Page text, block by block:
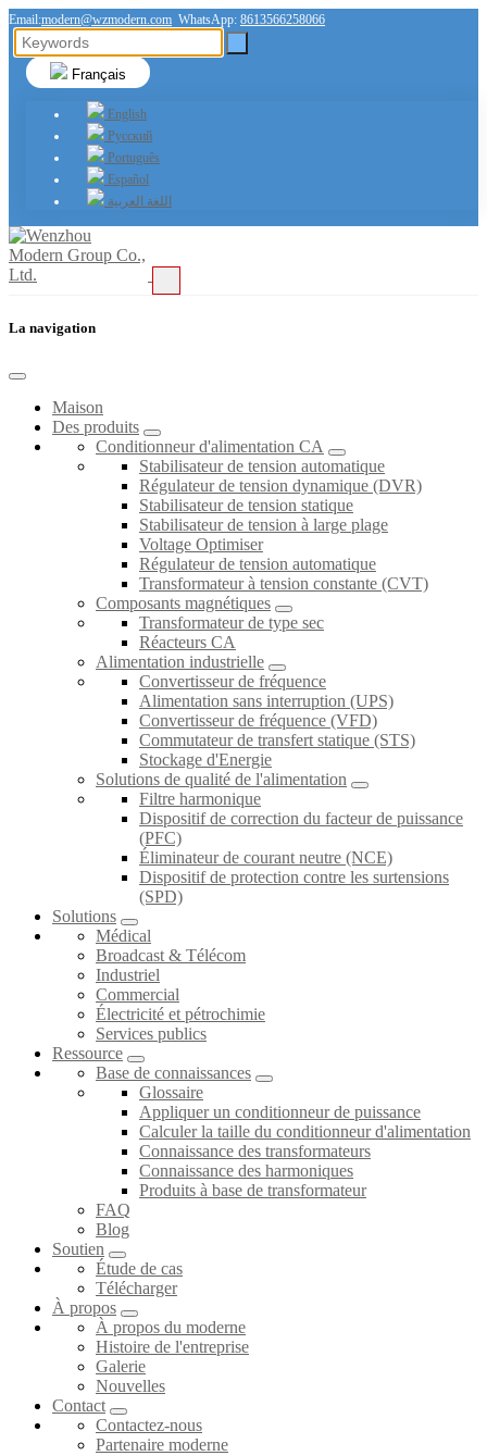
Email:modern@wzmodern.com WhatsApp: 8613566258066
Français
English
Русский
Português
Español
اللغة العربية
La navigation
Maison
Des produits
Conditionneur d'alimentation CA
Stabilisateur de tension automatique
Régulateur de tension dynamique (DVR)
Stabilisateur de tension statique
Stabilisateur de tension à large plage
Voltage Optimiser
Régulateur de tension automatique
Transformateur à tension constante (CVT)
Composants magnétiques
Transformateur de type sec
Réacteurs CA
Alimentation industrielle
Convertisseur de fréquence
Alimentation sans interruption (UPS)
Convertisseur de fréquence (VFD)
Commutateur de transfert statique (STS)
Stockage d'Energie
Solutions de qualité de l'alimentation
Filtre harmonique
Dispositif de correction du facteur de puissance
(PFC)
Éliminateur de courant neutre (NCE)
Dispositif de protection contre les surtensions
(SPD)
Solutions
Médical
Broadcast & Télécom
Industriel
Commercial
Électricité et pétrochimie
Services publics
Ressource
Base de connaissances
Glossaire
Appliquer un conditionneur de puissance
Calculer la taille du conditionneur d'alimentation
Connaissance des transformateurs
Connaissance des harmoniques
Produits à base de transformateur
FAQ
Blog
Soutien
Étude de cas
Télécharger
À propos
À propos du moderne
Histoire de l'entreprise
Galerie
Nouvelles
Contact
Contactez-nous
Partenaire moderne